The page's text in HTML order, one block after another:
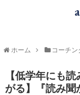
ホーム コーチン
【低学年にも
がる】『読み聞